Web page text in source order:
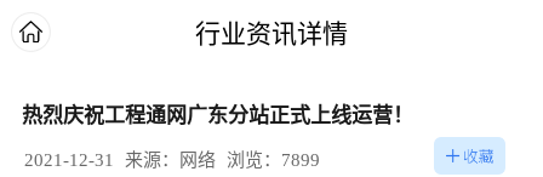
行业资讯详情
热烈庆祝工程通网广东分站正式上线运营！
2021-12-31 来源：网络 浏览：7899